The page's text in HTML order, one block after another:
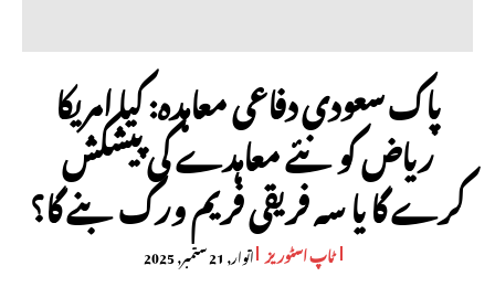
پاک سعودی دفاعی معاہدہ: کیا امریکا
ریاض کو نئے معاہدے کی پیشکش
کرے گا یا سہ فریقی فریم ورک بنے گا؟
ٹاپ اسٹوریز اتوار, 21 ستمبر, 2025